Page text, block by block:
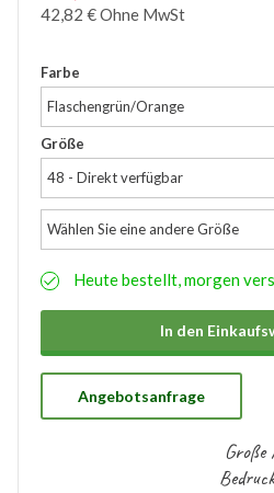
Zubehör
Wathose
42,82 €Ohne MwSt
Farbe
Flaschengrün/Orange
Größe
48 - Direkt verfügbar
Wählen Sie eine andere Größe
Heute bestellt, morgen
In den
Angebotsanfrage
Große